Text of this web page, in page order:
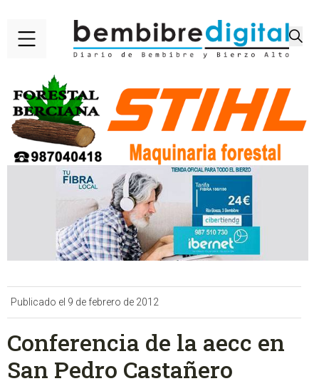
Publicado el 9 de febrero de 2012
Conferencia de la aecc en
San Pedro Castañero